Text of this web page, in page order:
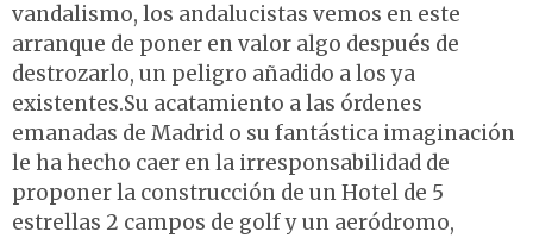
vandalismo, los andalucistas vemos en este
arranque de poner en valor algo después de
destrozarlo, un peligro añadido a los ya
existentes.Su acatamiento a las órdenes
emanadas de Madrid o su fantástica imaginación
le ha hecho caer en la irresponsabilidad de
proponer la construcción de un Hotel de 5
estrellas 2 campos de golf y un aeródromo,